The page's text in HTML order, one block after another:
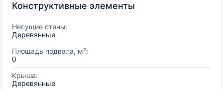
Конструктивные элементы
Несущие стены:
Деревянные
Площадь подвала, м²:
0
Крыша:
Деревянные